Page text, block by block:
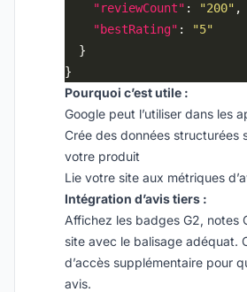
"reviewCount" : "200"
"bestRating" :
"5"
Pourquoi c’est utile :
Google peut l’utiliser dans les
Crée des données structurées
votre produit
Lie votre site aux métriques
Intégration d’avis tiers :
Affichez les badges G2, notes
site avec le balisage adéquat.
d’accès supplémentaire pour
avis.